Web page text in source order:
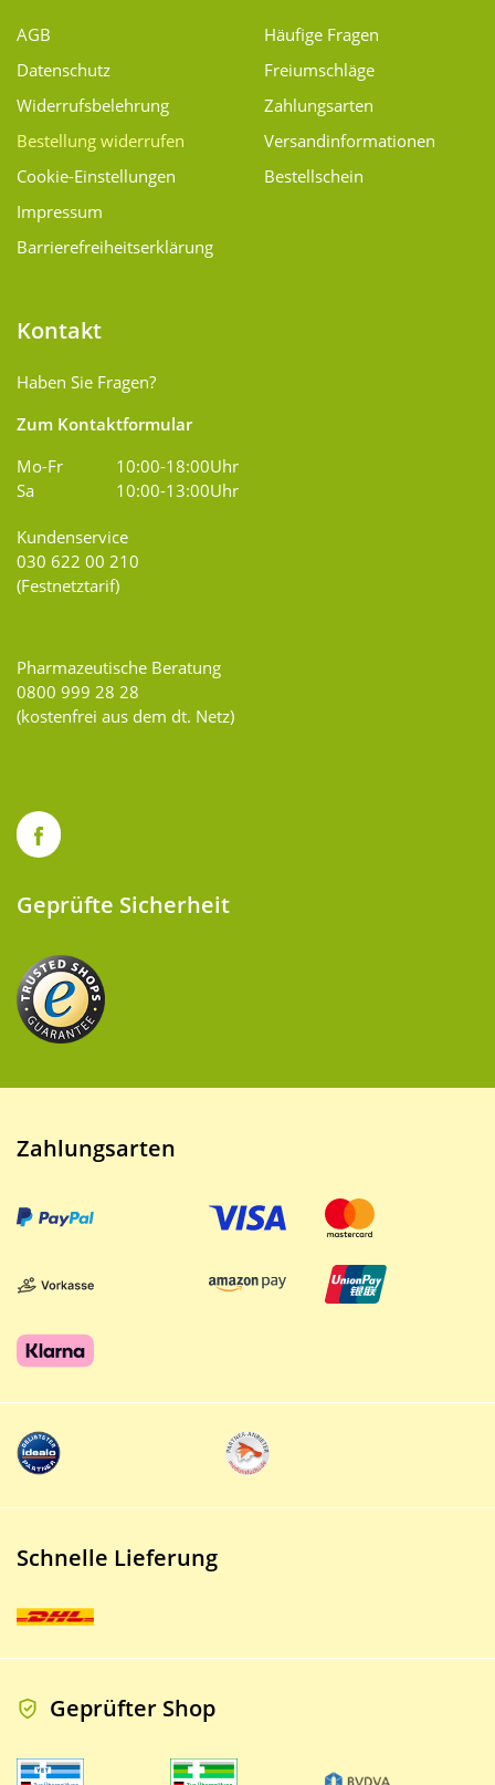
AGB
Datenschutz
Widerrufsbelehrung
Bestellung widerrufen
Cookie-Einstellungen
Impressum
Barrierefreiheitserklärung
Häufige Fragen
Freiumschläge
Zahlungsarten
Versand­informationen
Bestellschein
Kontakt
Haben Sie Fragen?
Zum Kontaktformular
Mo-Fr
10:00-18:00Uhr
Sa
10:00-13:00Uhr
Kundenservice
030 622 00 210
(Festnetztarif)
Pharmazeutische Beratung
0800 999 28 28
(kostenfrei aus dem dt. Netz)
Geprüfte Sicherheit
Zahlungsarten
Schnelle Lieferung
Geprüfter Shop